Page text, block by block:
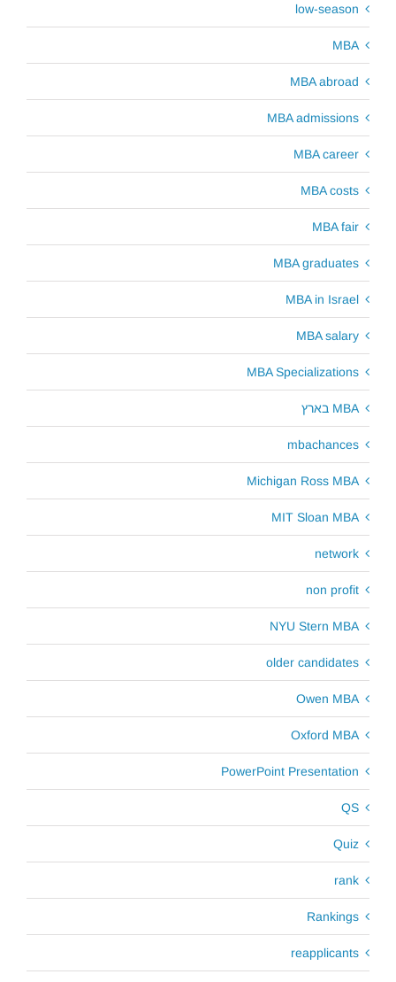
low-season
MBA
MBA abroad
MBA admissions
MBA career
MBA costs
MBA fair
MBA graduates
MBA in Israel
MBA salary
MBA Specializations
MBA בארץ
mbachances
Michigan Ross MBA
MIT Sloan MBA
network
non profit
NYU Stern MBA
older candidates
Owen MBA
Oxford MBA
PowerPoint Presentation
QS
Quiz
rank
Rankings
reapplicants